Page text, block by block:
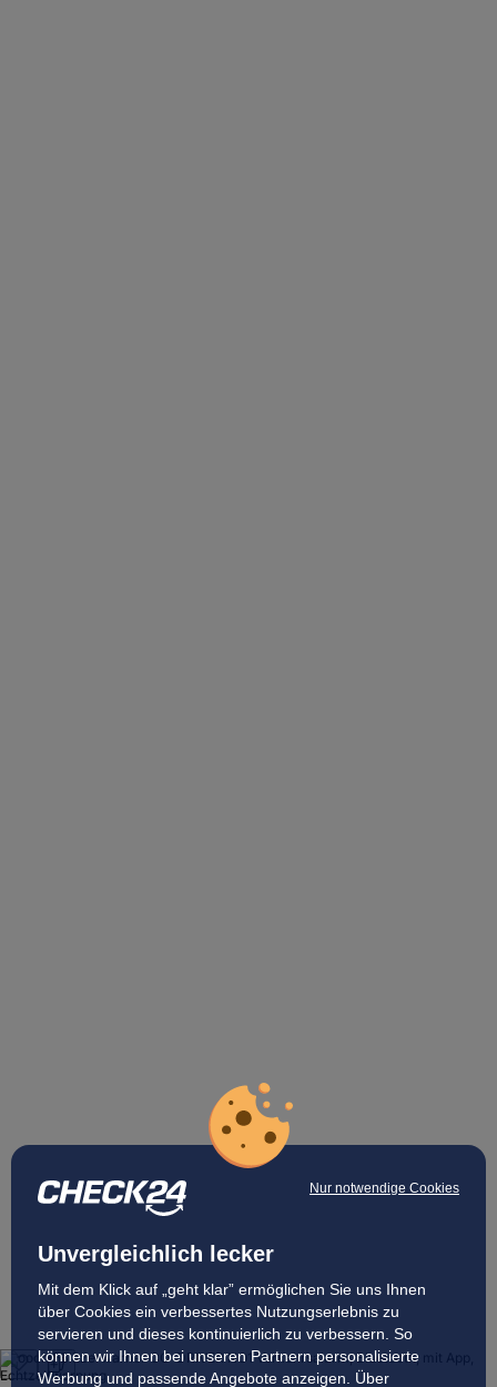
Nur notwendige Cookies
Unvergleichlich lecker
Mit dem Klick auf „geht klar” ermöglichen Sie uns Ihnen
über Cookies ein verbessertes Nutzungserlebnis zu
servieren und dieses kontinuierlich zu verbessern. So
können wir Ihnen bei unseren Partnern personalisierte
Werbung und passende Angebote anzeigen. Über